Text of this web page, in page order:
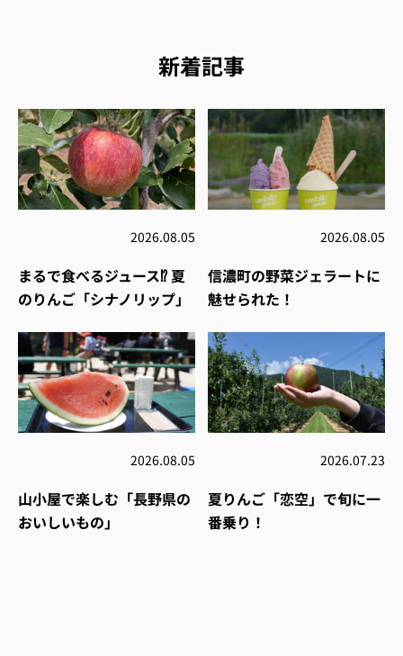
新着記事
2026.08.05
まるで食べるジュース⁉︎ 夏
のりんご「シナノリップ」
2026.08.05
信濃町の野菜ジェラートに
魅せられた！
2026.08.05
山小屋で楽しむ「長野県の
おいしいもの」
2026.07.23
夏りんご「恋空」で旬に一
番乗り！